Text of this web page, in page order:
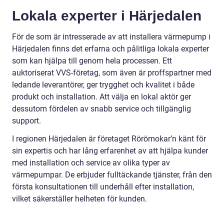
Lokala experter i Härjedalen
För de som är intresserade av att installera värmepump i
Härjedalen finns det erfarna och pålitliga lokala experter
som kan hjälpa till genom hela processen. Ett
auktoriserat VVS-företag, som även är proffspartner med
ledande leverantörer, ger trygghet och kvalitet i både
produkt och installation. Att välja en lokal aktör ger
dessutom fördelen av snabb service och tillgänglig
support.
I regionen Härjedalen är företaget Rörömokar’n känt för
sin expertis och har lång erfarenhet av att hjälpa kunder
med installation och service av olika typer av
värmepumpar. De erbjuder fulltäckande tjänster, från den
första konsultationen till underhåll efter installation,
vilket säkerställer helheten för kunden.